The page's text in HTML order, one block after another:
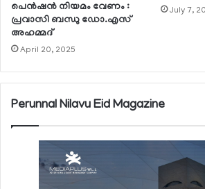
പെന്‍ഷന്‍ നിയമം വേണം :
പ്രവാസി ബന്ധു ഡോ.എസ്
അഹമ്മദ്
April 20, 2025
July 7,
Perunnal Nilavu Eid Magazine